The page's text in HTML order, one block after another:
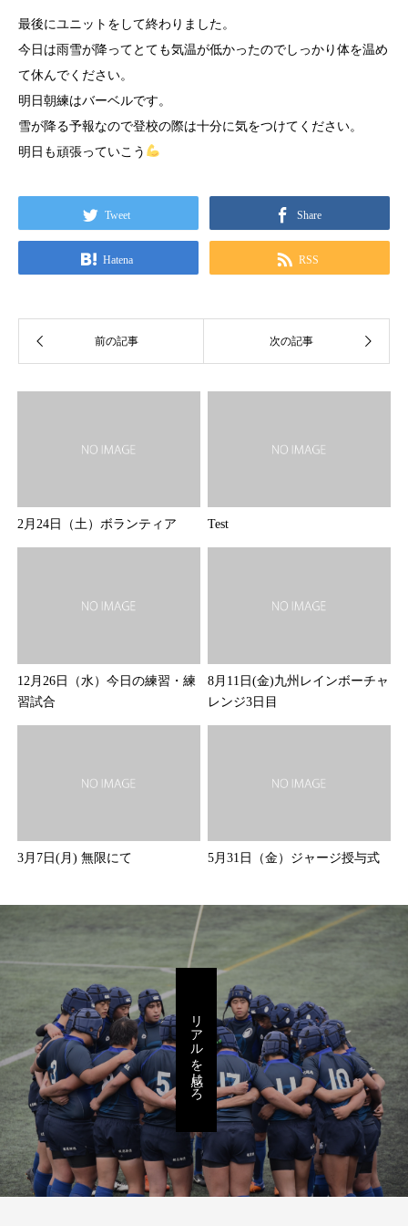
最後にユニットをして終わりました。
今日は雨雪が降ってとても気温が低かったのでしっかり体を温め
て休んでください。
明日朝練はバーベルです。
雪が降る予報なので登校の際は十分に気をつけてください。
明日も頑張っていこう
Tweet Share
Hatena RSS
2月24日（土）ボランティア Test
12月26日（水）今日の練習・練
習試合
8月11日(金)九州レインボーチャ
レンジ3日目
3月7日(月) 無限にて 5月31日（金）ジャージ授与式
リアルを感じろ